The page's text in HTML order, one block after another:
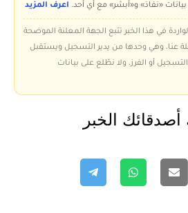
«نفاذ» و«أبشر» مع أي أحد. اعرف المزيد
في هذا الخبر تتبع الجهة المعلنة الموضحة
عنا، وهي وحدها من يدير التسجيل ويستقبل
أو الفرز، ولا نطّلع على بيانات
الخبر